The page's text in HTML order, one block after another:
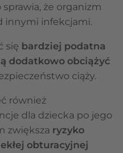
sprawia, że organizm
innymi infekcjami.
się bardziej podatna
dodatkowo obciążyć
ciąży.
również
dla dziecka po jego
zwiększa ryzyko
obturacyjnej